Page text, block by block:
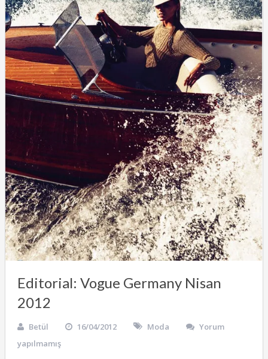
Editorial: Vogue Germany Nisan
2012
Betül 16/04/2012 Moda
Yorum
yapılmamış